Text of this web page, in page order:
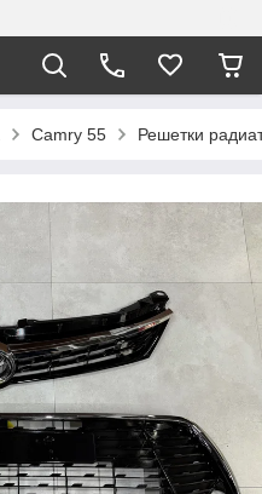
Camry 55 Решетки